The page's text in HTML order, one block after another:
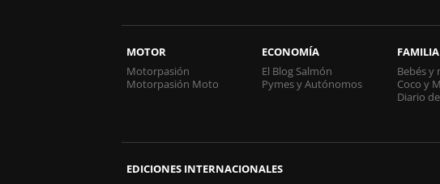
MOTOR
Motorpasión
Motorpasión Moto
ECONOMÍA
El Blog Salmón
Pymes y Autónomos
Bebés y
Coco y
Diario
EDICIONES INTERNACIONALES